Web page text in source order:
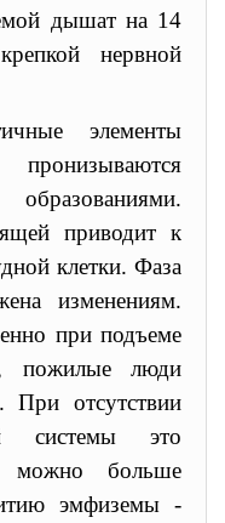
дышат на 14
нервной
элементы
образованиями.
приводит к
клетки. Фаза
изменениям.
при подъеме
пожилые люди
При отсутствии
системы это
можно больше
эмфиземы -